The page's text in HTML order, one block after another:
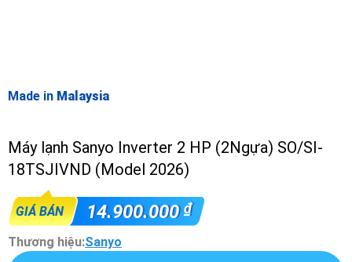
Made in Malaysia
Máy lạnh Sanyo Inverter 2 HP (2Ngựa) SO/SI-
18TSJIVND (Model 2026)
GIÁ BÁN 14.900.000₫
Thương hiệu:Sanyo